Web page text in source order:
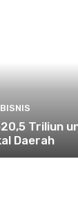
BISNIS
Triliun
Daerah